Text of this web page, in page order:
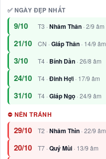
✅ NGÀY ĐẸP NHẤT
9/10 T3 · Nhâm Thân · 2/9 âm
21/10 CN · Giáp Thân · 14/9 âm
3/10 T4 · Bính Dần · 26/8 âm
24/10 T4 · Đinh Hợi · 17/9 âm
31/10 T4 · Giáp Ngọ · 24/9 âm
⛔ NÊN TRÁNH
29/10 T2 ·Nhâm Thìn · 22/9 âm
20/10 T7 ·Quý Mùi · 13/9 âm